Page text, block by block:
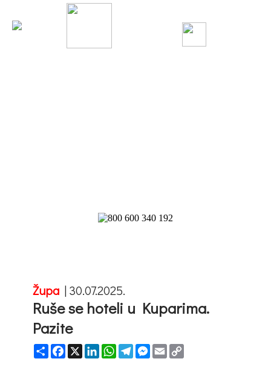
Župa | 30.07.2025.
Ruše se hoteli u Kuparima.
Pazite
ShareFacebook
X LinkedInWhatsApp
TelegramMessenger
Email